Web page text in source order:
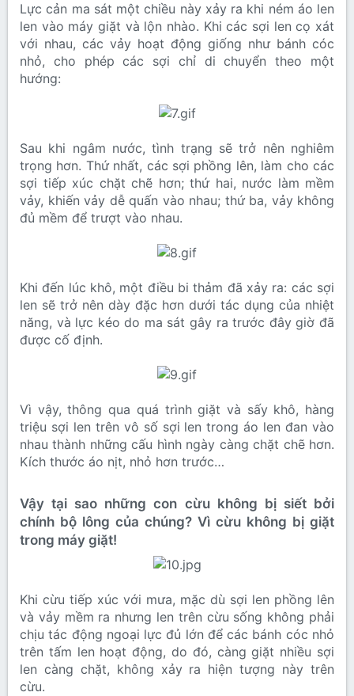
Lực cản ma sát một chiều này xảy ra khi ném áo len
len vào máy giặt và lộn nhào. Khi các sợi len cọ xát
với nhau, các vảy hoạt động giống như bánh cóc
nhỏ, cho phép các sợi chỉ di chuyển theo một
hướng:
Sau khi ngâm nước, tình trạng sẽ trở nên nghiêm
trọng hơn. Thứ nhất, các sợi phồng lên, làm cho các
sợi tiếp xúc chặt chẽ hơn; thứ hai, nước làm mềm
vảy, khiến vảy dễ quấn vào nhau; thứ ba, vảy không
đủ mềm để trượt vào nhau.
Khi đến lúc khô, một điều bi thảm đã xảy ra: các sợi
len sẽ trở nên dày đặc hơn dưới tác dụng của nhiệt
năng, và lực kéo do ma sát gây ra trước đây giờ đã
được cố định.
Vì vậy, thông qua quá trình giặt và sấy khô, hàng
triệu sợi len trên vô số sợi len trong áo len đan vào
nhau thành những cấu hình ngày càng chặt chẽ hơn.
Kích thước áo nịt, nhỏ hơn trước…
Vậy tại sao những con cừu không bị siết bởi
chính bộ lông của chúng? Vì cừu không bị giặt
trong máy giặt!
Khi cừu tiếp xúc với mưa, mặc dù sợi len phồng lên
và vảy mềm ra nhưng len trên cừu sống không phải
chịu tác động ngoại lực đủ lớn để các bánh cóc nhỏ
trên tấm len hoạt động, do đó, càng giặt nhiều sợi
len càng chặt, không xảy ra hiện tượng này trên
cừu.